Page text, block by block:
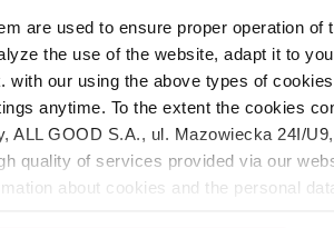
are used to ensure proper operation of
the use of the website, adapt it to
our using the above types of
anytime. To the extent the cookies
ALL GOOD S.A., ul. Mazowiecka 24I/
quality of services provided via our
about cookies and the personal
Cup1 100
Bunn Gourmet C
Filtry do ekspresu